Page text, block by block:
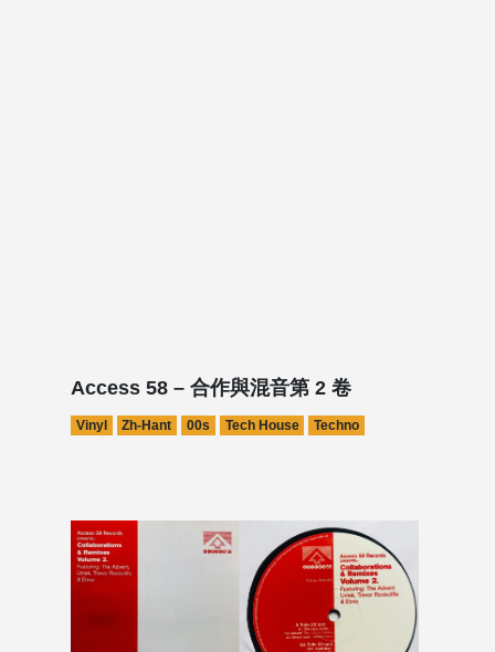
Access 58 – 合作與混音第 2 卷
Vinyl Zh-Hant 00s Tech House Techno